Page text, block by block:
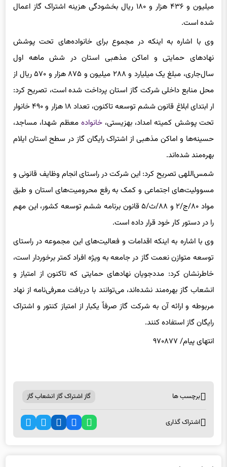
میلیون و ۴۳۶ هزار و ۱۸۰ ریال بخشودگی هزینه اشتراک گاز اعمال
شده است.
وی با اشاره به اینکه در مجموع برای خانواده‌های تحت پوشش
نهادهای حمایتی و اماکن مذهبی استان در شش ماهه اول
سال‌جاری، مبلغ یک میلیارد و ۲۸۸ میلیون و ۸۷۵ هزار و ۵۷۰ ریال از
محل منابع داخلی شرکت گاز استان پرداخت شده است، تصریح کرد:
ار ابتدای ابلاغ قانون ششم توسعه تا‌کنون، تعداد ۱۸ هزار و ۴۹۰ خانوار
تحت پوشش کمیته امداد، بهزیستی،خانواده معظم شهدا، مساجد،
حسینه‌ها و اماکن مذهبی از اشتراک رایگان گاز در سطح استان ایلام
بهره‌مند شده‌اند.
شمس‌اللهی تصریح کرد: این شرکت در راستای انجام وظایف قانونی و
مسوولیت‌های اجتماعی و کمک به رفع محرومیت‌های استان و طبق
مواد ۸۰/ج/۲ و ۸۸/ث/۵ قانون برنامه ششم توسعه کشور، این مهم
را در دستور کار خود قرار داده است.
وی با اشاره به اینکه اقدامات و فعالیت‌های این مجموعه در راستای
توسعه متوازن نعمت گاز در جامعه به ویژه افراد کمتر برخوردار است،
خاطرنشان کرد: مدد‌جویان نهاد‌‌های حمایتی که تاکنون از امتیاز و
انشعاب گاز بهره‌مند نشده‌اند، می‌توانند با دریافت معرفی‌نامه از نهاد
مربوطه و ارائه آن به شرکت گاز صرفاّ یکبار از امتیاز کنتور و اشتراک
رایگان گاز استفاده کنند.
انتهای پیام/ ۹۷۰۸۷۷
برچسب ها گاز اشتراک گاز انشعاب گاز
اشتراک گذاری